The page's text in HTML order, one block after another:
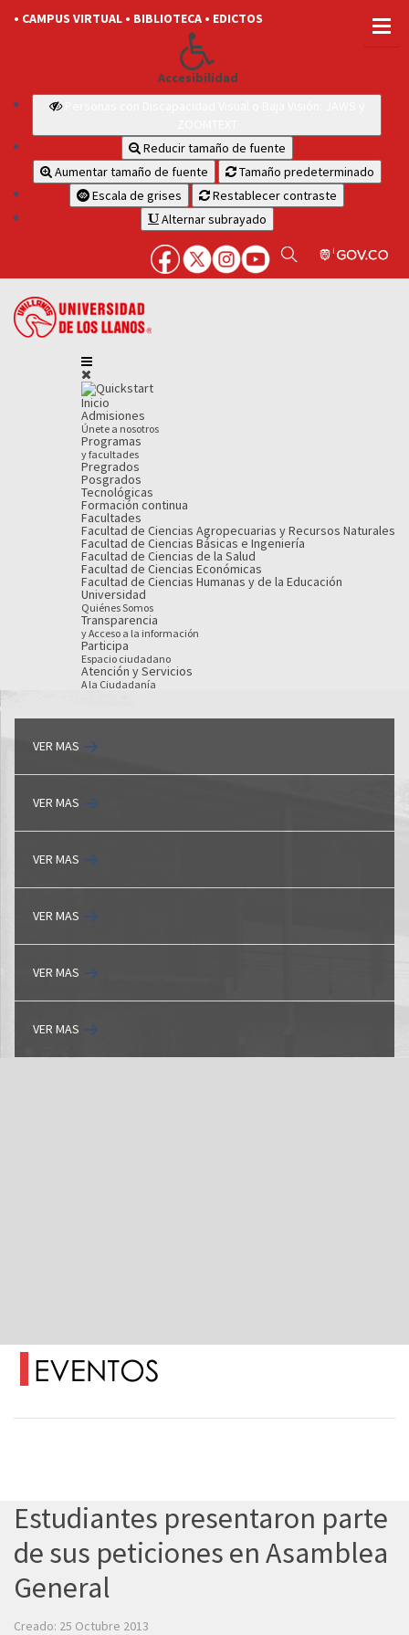
• CAMPUS VIRTUAL • BIBLIOTECA • EDICTOS
Accesibilidad
Reducir tamaño de fuente
Aumentar tamaño de fuente
Tamaño predeterminado
Escala de grises
Restablecer contraste
Alternar subrayado
Inicio
Admisiones
Únete a nosotros
Programas
y facultades
Pregrados
Posgrados
Tecnológicas
Formación continua
Facultades
Facultad de Ciencias Agropecuarias y Recursos Naturales
Facultad de Ciencias Básicas e Ingeniería
Facultad de Ciencias de la Salud
Facultad de Ciencias Económicas
Facultad de Ciencias Humanas y de la Educación
Universidad
Quiénes Somos
Transparencia
y Acceso a la información
Participa
Espacio ciudadano
Atención y Servicios
A la Ciudadanía
VER MAS
VER MAS
VER MAS
VER MAS
VER MAS
VER MAS
Estudiantes presentaron parte
de sus peticiones en Asamblea
General
Creado: 25 Octubre 2013